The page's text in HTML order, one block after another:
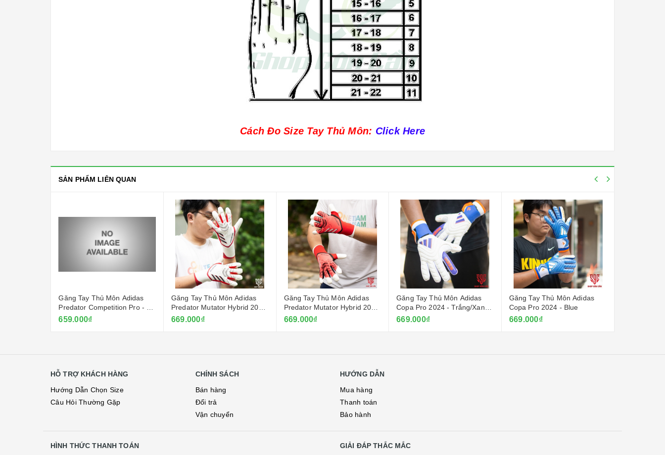
Cách Đo Size Tay Thủ Môn: Click Here
SẢN PHẨM LIÊN QUAN
Găng Tay Thủ Môn Adidas
Predator Competition Pro - Đỏ
Ruby
659.000₫
Găng Tay Thủ Môn Adidas
Predator Mutator Hybrid 2025
- Trắng
669.000₫
Găng Tay Thủ Môn Adidas
Predator Mutator Hybrid 2025
- Đỏ
669.000₫
Găng Tay Thủ Môn Adidas
Copa Pro 2024 - Trắng/Xanh
Dương
669.000₫
Găng Tay Thủ Môn Adidas
Copa Pro 2024 - Blue
669.000₫
HỖ TRỢ KHÁCH HÀNG
Hướng Dẫn Chọn Size
Câu Hỏi Thường Gặp
CHÍNH SÁCH
Bán hàng
Đổi trả
Vận chuyển
HƯỚNG DẪN
Mua hàng
Thanh toán
Bảo hành
HÌNH THỨC THANH TOÁN GIẢI ĐÁP THẮC MẮC